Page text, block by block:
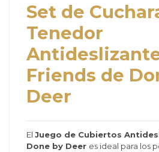
Set de
Tenedor
Friends de
Deer
El Juego de Cubiertos
Done by Deer es ideal para los